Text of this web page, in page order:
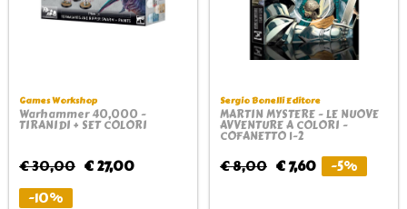
Games Workshop
Warhammer 40,000 -
TIRANIDI + SET COLORI
€ 30,00 € 27,00
-10%
Sergio Bonelli Editore
MARTIN MYSTERE - LE NUOVE
AVVENTURE A COLORI -
COFANETTO 1-2
€ 8,00 € 7,60 -5%